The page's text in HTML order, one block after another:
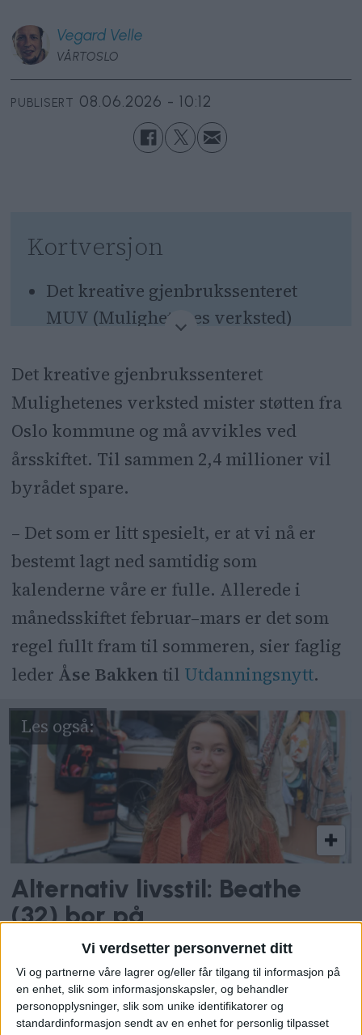
Vi verdsetter personvernet ditt
Vi og partnerne våre lagrer og/eller får tilgang til informasjon på
en enhet, slik som informasjonskapsler, og behandler
personopplysninger, slik som unike identifikatorer og
standardinformasjon sendt av en enhet for personlig tilpasset
Vegard Velle
VÅRTOSLO
PUBLISERT 08.06.2026 - 10:12
Kortversjon
Det kreative gjenbrukssenteret
MUV (Mulighetenes verksted)
Senteret avvikles ved årsskiftet.
Barnehager i Oslo får ikke lenger
senterets kursing i å lage ting ting
med tre, stoff og
Byrådet vil prioritere andre tiltak i
barnehagene.
Det kreative gjenbrukssenteret
Mulighetenes verksted mister støtten fra
Oslo kommune og må avvikles ved
årsskiftet. Til sammen 2,4 millioner vil
byrådet spare.
– Det som er litt spesielt, er at vi nå er
bestemt lagt ned samtidig som
kalenderne våre er fulle. Allerede i
månedsskiftet februar–mars er det som
regel fullt fram til sommeren, sier faglig
leder Åse Bakken til Utdanningsnytt.
Alternativ livsstil: Beathe
(32) bor på
parkeringsplassen ved
Sognsvann
Hun er faglig leder vedMUV kreativt